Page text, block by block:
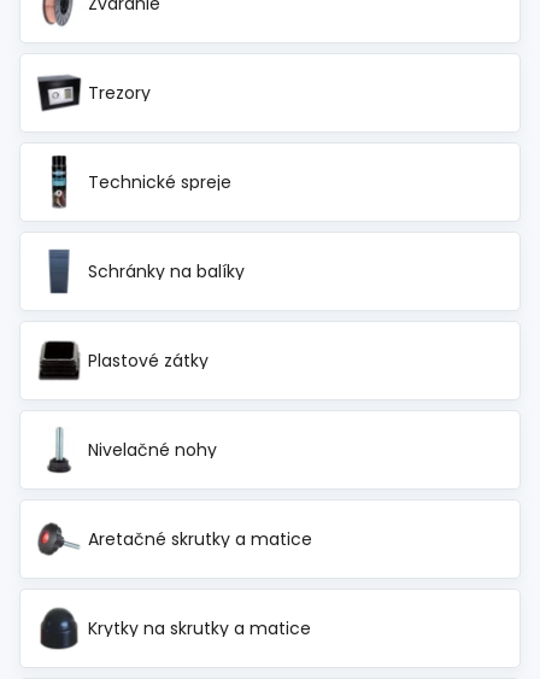
Trezory
Technické spreje
Schránky na balíky
Plastové zátky
Nivelačné nohy
Aretačné skrutky a matice
Krytky na skrutky a matice